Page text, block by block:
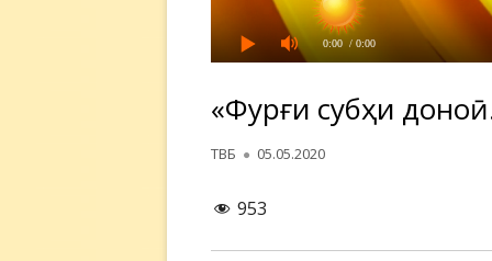
0:00 / 0:00
«Фурӯғи субҳи
Автор
ТВБ Опубликовано
05.05.2020
953